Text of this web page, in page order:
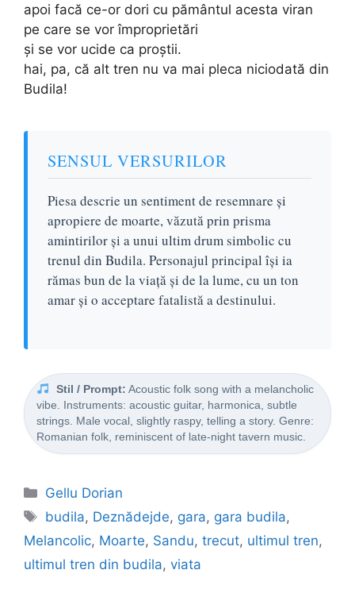
apoi facă ce-or dori cu pământul acesta viran
pe care se vor împroprietări
şi se vor ucide ca proştii.
hai, pa, că alt tren nu va mai pleca niciodată din
Budila!
SENSUL VERSURILOR
Piesa descrie un sentiment de resemnare și
apropiere de moarte, văzută prin prisma
amintirilor și a unui ultim drum simbolic cu
trenul din Budila. Personajul principal își ia
rămas bun de la viață și de la lume, cu un ton
amar și o acceptare fatalistă a destinului.
Stil / Prompt: Acoustic folk song with a melancholic
vibe. Instruments: acoustic guitar, harmonica, subtle
strings. Male vocal, slightly raspy, telling a story. Genre:
Romanian folk, reminiscent of late-night tavern music.
Categorii
Gellu Dorian
Etichete
budila, Deznădejde, gara, gara budila,
Melancolic, Moarte, Sandu, trecut, ultimul tren,
ultimul tren din budila, viata